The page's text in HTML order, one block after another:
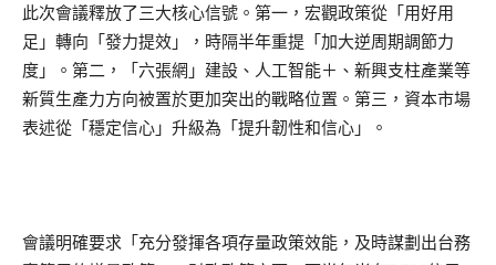
此次會議釋放了三大核心信號。第一，宏觀政策從「用好用
足」轉向「發力提效」，時隔半年重提「加大逆周期調節力
度」。第二，「六張網」建設、人工智能＋、新興支柱產業等
新質生產力方向被置於更加突出的戰略位置。第三，資本市場
表述從「穩定信心」升級為「提升韌性和信心」。
會議明確要求「充分發揮各項存量政策效能，及時謀劃出台務